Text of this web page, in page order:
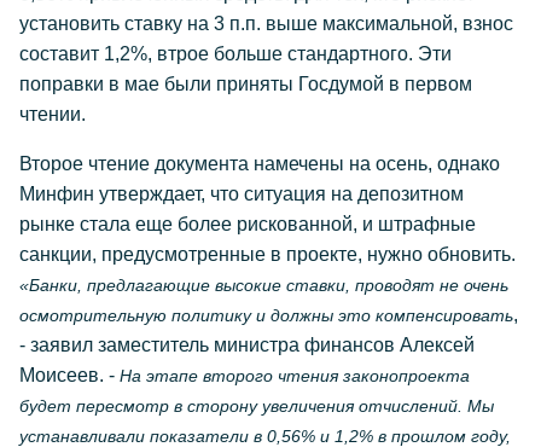
установить ставку на 3 п.п. выше максимальной, взнос
составит 1,2%, втрое больше стандартного. Эти
поправки в мае были приняты Госдумой в первом
чтении.
Второе чтение документа намечены на осень, однако
Минфин утверждает, что ситуация на депозитном
рынке стала еще более рискованной, и штрафные
санкции, предусмотренные в проекте, нужно обновить.
«Банки, предлагающие высокие ставки, проводят не очень
осмотрительную политику и должны это компенсировать,
- заявил заместитель министра финансов Алексей
Моисеев. - На этапе второго чтения законопроекта
будет пересмотр в сторону увеличения отчислений. Мы
устанавливали показатели в 0,56% и 1,2% в прошлом году,